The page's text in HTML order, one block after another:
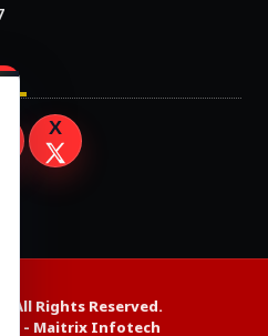
All Rights Reserved.
- Maitrix Infotech